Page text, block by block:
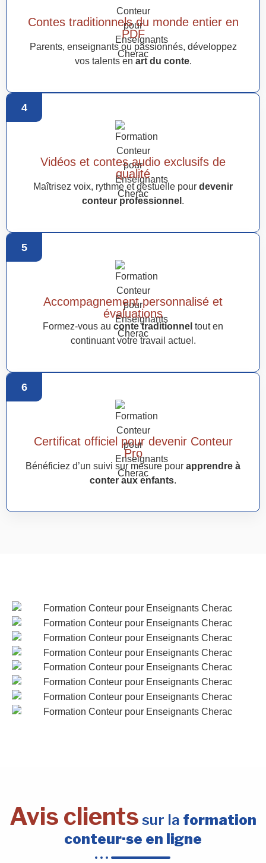
Contes traditionnels du monde entier en
PDF
Parents, enseignants ou passionnés, développez
vos talents en art du conte.
4
Vidéos et contes audio exclusifs de
qualité
Maîtrisez voix, rythme et gestuelle pour devenir
conteur professionnel .
5
Accompagnement personnalisé et
évaluations
Formez-vous au conte traditionnel tout en
continuant votre travail actuel.
6
Certificat officiel pour devenir Conteur
Pro
Bénéficiez d’un suivi sur mesure pour apprendre à
conter aux enfants.
Avis clients sur la formation
conteur·se en ligne